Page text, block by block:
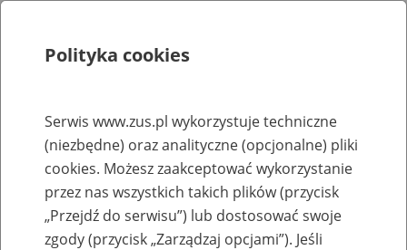
Rejestry, ewidencje i archiwa
Baza zlikwidowanych lub
przekształconych zakładów pracy
Polityka cookies
Serwis www.zus.pl wykorzystuje techniczne
(niezbędne) oraz analityczne (opcjonalne) pliki
cookies. Możesz zaakceptować wykorzystanie
przez nas wszystkich takich plików (przycisk
„Przejdź do serwisu”) lub dostosować swoje
zgody (przycisk „Zarządzaj opcjami”). Jeśli